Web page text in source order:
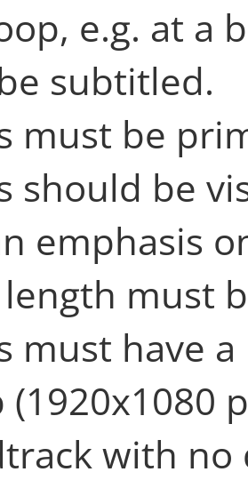
e.g. at a
subtitled.
must be
should be
emphasis
must
must have
(1920x1080
with